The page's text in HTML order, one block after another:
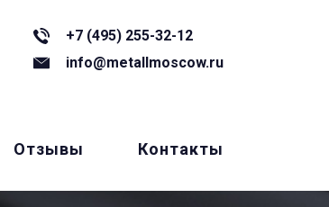
+7 (495) 255-32-12
info@metallmoscow.ru
Отзывы Контакты